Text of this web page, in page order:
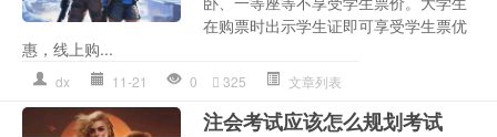
在购票时出示学生证即可享受学生票优
惠，线上购...
dx 11-21 0 325 文章列表
注会考试应该怎么规划考试